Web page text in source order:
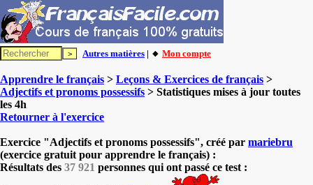
Autres matières | 🔸 Mon compte
Apprendre le français > Leçons & Exercices de français >
Adjectifs et pronoms possessifs > Statistiques mises à jour toutes
les 4h
Retourner à l'exercice
Exercice "Adjectifs et pronoms possessifs", créé par mariebru
(exercice gratuit pour apprendre le français) :
Résultats des 37 921 personnes qui ont passé ce test :